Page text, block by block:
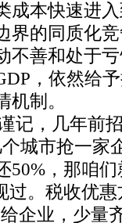
成本快速进
界的同质化
不善和处于
，依然给
制。
记，几年前
城市抢一家
50%，那咱
过。税收优
企业，少量